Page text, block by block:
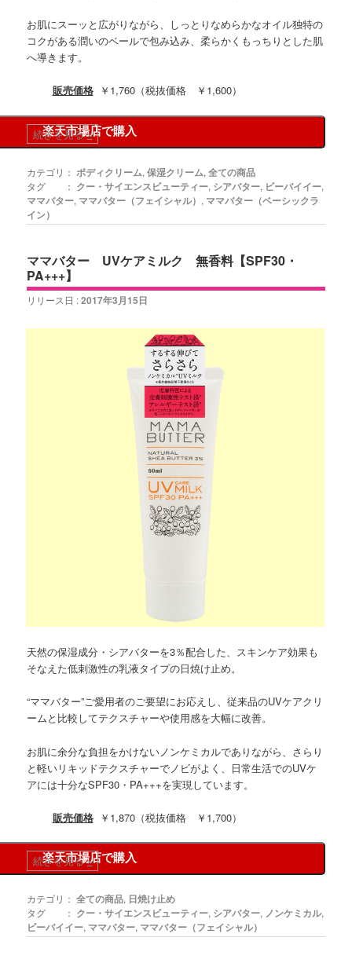
お肌にスーッと広がりながら、しっとりなめらかなオイル独特の
コクがある潤いのベールで包み込み、柔らかくもっちりとした肌
へ導きます。
販売価格￥1,760（税抜価格 ￥1,600）
楽天市場店で購入
続きを見る»
カテゴリ： ボディクリーム,保湿クリーム,全ての商品
タグ ： クー・サイエンスビューティー, シアバター, ビーバイイー,
ママバター, ママバター（フェイシャル） , ママバター（ベーシックラ
イン）
ママバター UVケアミルク 無香料【SPF30・
PA+++】
リリース日 :2017年3月15日
天然の保湿成分・シアバターを3％配合した、スキンケア効果も
そなえた低刺激性の乳液タイプの日焼け止め。
“ママバター”ご愛用者のご要望にお応えし、従来品のUVケアクリ
ームと比較してテクスチャーや使用感を大幅に改善。
お肌に余分な負担をかけないノンケミカルでありながら、さらり
と軽いリキッドテクスチャーでノビがよく、日常生活でのUVケ
アには十分なSPF30・PA+++を実現しています。
販売価格￥1,870（税抜価格 ￥1,700）
楽天市場店で購入
続きを見る»
カテゴリ： 全ての商品, 日焼け止め
タグ ： クー・サイエンスビューティー, シアバター, ノンケミカル,
ビーバイイー, ママバター, ママバター（フェイシャル）